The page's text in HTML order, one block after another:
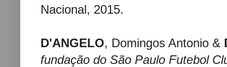
Nacional, 2015.
D'ANGELO, Domingos Antonio &
fundação do São Paulo Futebol